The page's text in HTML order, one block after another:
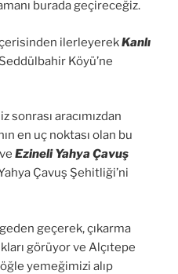
burada geçireceğiz.
ilerleyerekKanlı
Köyü’ne
sonrası aracımızdan
en uç noktası olan bu
Ezineli Yahya Çavuş
Çavuş Şehitliği’ni
geçerek, çıkarma
görüyor ve Alçıtepe
yemeğimizi alıp